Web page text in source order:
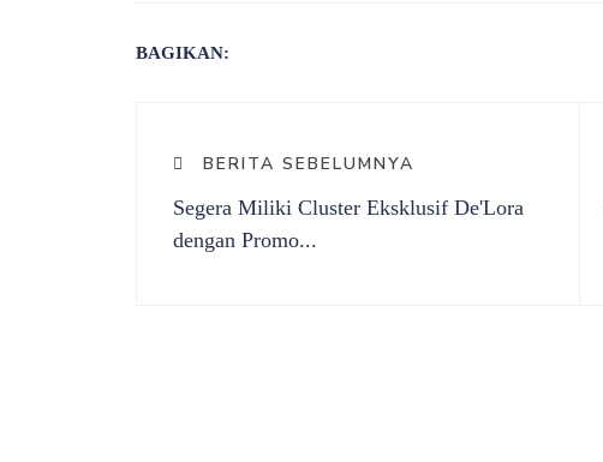
BAGIKAN:
BERITA SEBELUMNYA
Segera Miliki Cluster Eksklusif De'Lora
dengan Promo...